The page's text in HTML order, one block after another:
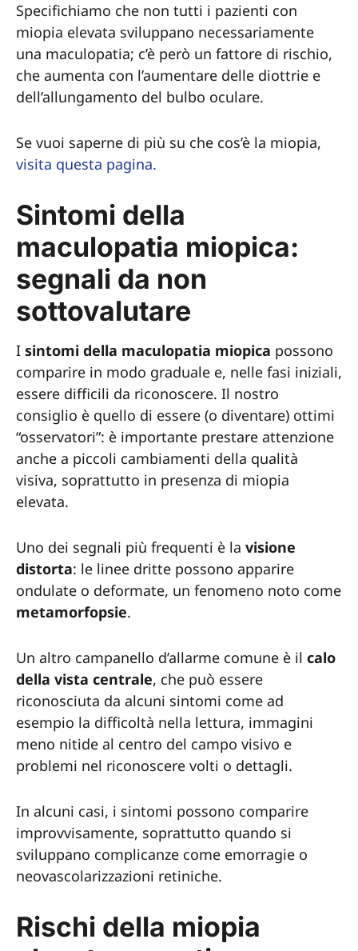
Specifichiamo che non tutti i pazienti con
miopia elevata sviluppano necessariamente
una maculopatia; c’è però un fattore di rischio,
che aumenta con l’aumentare delle diottrie e
dell’allungamento del bulbo oculare.
Se vuoi saperne di più su che cos’è la miopia,
visita questa pagina.
Sintomi della
maculopatia miopica:
segnali da non
sottovalutare
I sintomi della maculopatia miopica possono
comparire in modo graduale e, nelle fasi iniziali,
essere difficili da riconoscere. Il nostro
consiglio è quello di essere (o diventare) ottimi
“osservatori”: è importante prestare attenzione
anche a piccoli cambiamenti della qualità
visiva, soprattutto in presenza di miopia
elevata.
Uno dei segnali più frequenti è la visione
distorta: le linee dritte possono apparire
ondulate o deformate, un fenomeno noto come
metamorfopsie.
Un altro campanello d’allarme comune è il calo
della vista centrale, che può essere
riconosciuta da alcuni sintomi come ad
esempio la difficoltà nella lettura, immagini
meno nitide al centro del campo visivo e
problemi nel riconoscere volti o dettagli.
In alcuni casi, i sintomi possono comparire
improvvisamente, soprattutto quando si
sviluppano complicanze come emorragie o
neovascolarizzazioni retiniche.
Rischi della miopia